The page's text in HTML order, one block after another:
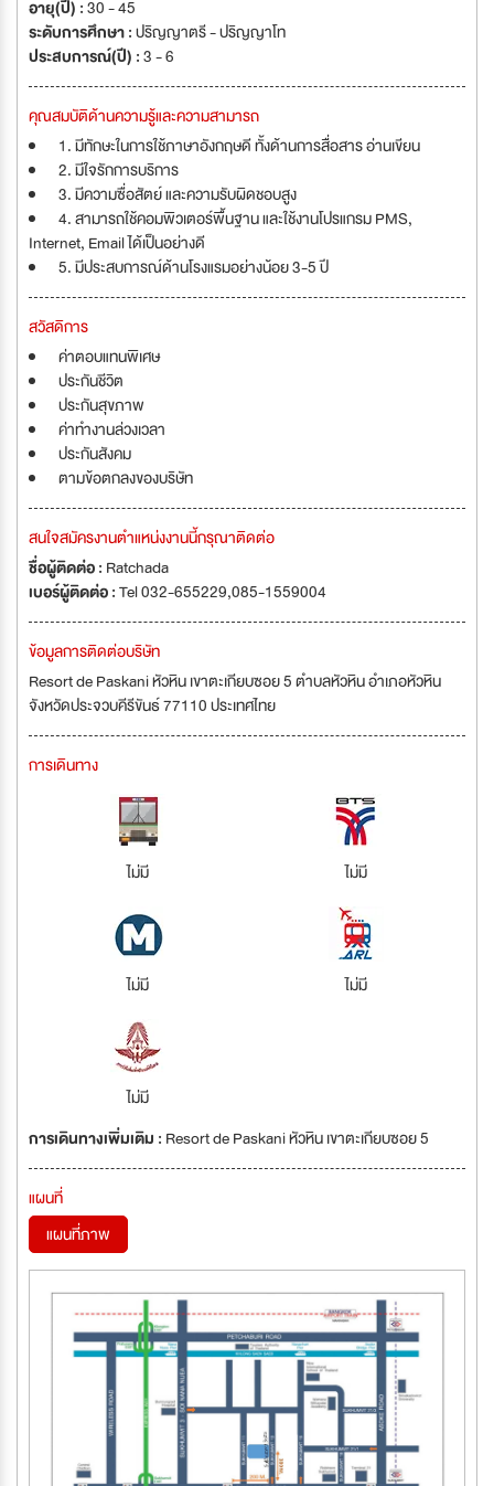
อายุ(ปี) :30 - 45
ระดับการศึกษา :ปริญญาตรี - ปริญญาโท
ประสบการณ์(ปี) :3 - 6
คุณสมบัติด้านความรู้และความสามารถ
1. มีทักษะในการใช้ภาษาอังกฤษดี ทั้งด้านการสื่อสาร อ่านเขียน
2. มีใจรักการบริการ
3. มีความซื่อสัตย์ และความรับผิดชอบสูง
4. สามารถใช้คอมพิวเตอร์พื้นฐาน และใช้งานโปรแกรม PMS,
Internet, Email ได้เป็นอย่างดี
5. มีประสบการณ์ด้านโรงแรมอย่างน้อย 3-5 ปี
สวัสดิการ
ค่าตอบแทนพิเศษ
ประกันชีวิต
ประกันสุขภาพ
ค่าทำงานล่วงเวลา
ประกันสังคม
ตามข้อตกลงของบริษัท
สนใจสมัครงานตำแหน่งงานนี้กรุณาติดต่อ
ชื่อผู้ติดต่อ : Ratchada
เบอร์ผู้ติดต่อ :Tel 032-655229,085-1559004
ข้อมูลการติดต่อบริษัท
Resort de Paskani หัวหิน เขาตะเกียบซอย 5 ตำบลหัวหิน อำเภอหัวหิน
จังหวัดประจวบคีรีขันธ์ 77110 ประเทศไทย
การเดินทาง
ไม่มี ไม่มี
ไม่มี ไม่มี
ไม่มี
การเดินทางเพิ่มเติม : Resort de Paskani หัวหิน เขาตะเกียบซอย 5
แผนที่
แผนที่ภาพ